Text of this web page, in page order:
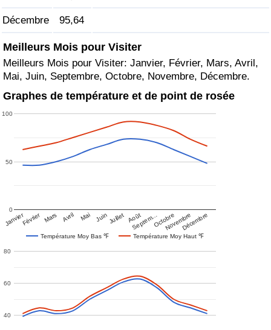
Décembre 95,64
Meilleurs Mois pour Visiter
Meilleurs Mois pour Visiter: Janvier, Février, Mars, Avril,
Mai, Juin, Septembre, Octobre, Novembre, Décembre.
Graphes de température et de point de rosée
Température Moy Bas ℉ Température Moy Haut ℉
JanvierFévrier Mars Avril Mai Juin Juillet Août
Septem…OctobreNovembreDécembre
0
50
100
40
60
80